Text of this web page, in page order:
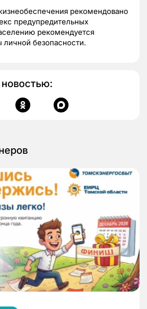
рекомендовано
предупредительных
рекомендуется
безопасности.